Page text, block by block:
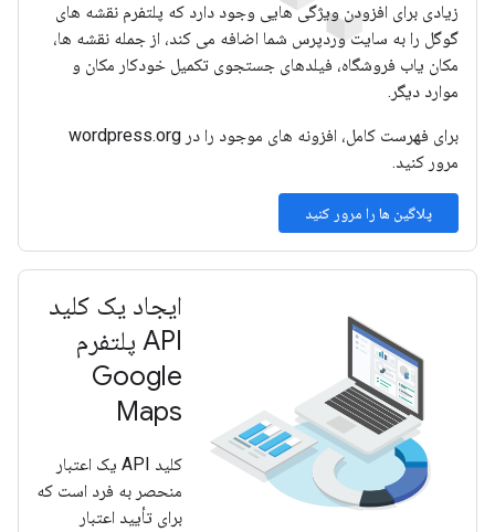
زیادی برای افزودن ویژگی هایی وجود دارد که پلتفرم نقشه های
گوگل را به سایت وردپرس شما اضافه می کند، از جمله نقشه ها،
مکان یاب فروشگاه، فیلدهای جستجوی تکمیل خودکار مکان و
موارد دیگر.
برای فهرست کامل، افزونه های موجود را در wordpress.org
مرور کنید.
پلاگین ها را مرور کنید
ایجاد یک کلید
API پلتفرم
Google
Maps
کلید API یک اعتبار
منحصر به فرد است که
برای تأیید اعتبار